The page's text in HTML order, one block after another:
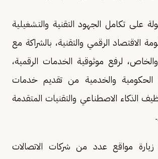
على تكامل الجهود التقنية والتشغيلية
الاقتصاد الرقمي والتقنية، بالشراكة مع
لرفع موثوقية الخدمات الرقمية،
الحكومية والخدمية من تقديم خدمات
الذكاء الاصطناعي والتقنيات المتقدمة
مواقع عدد من شركات الاتصالات